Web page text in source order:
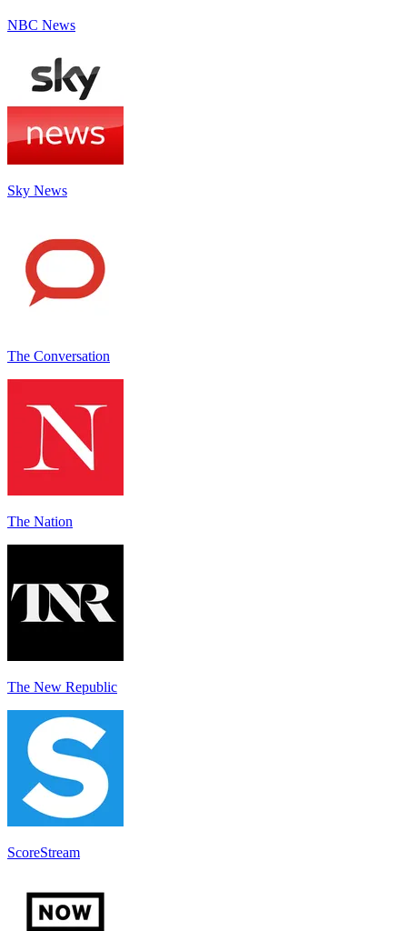
NBC News
Sky News
The Conversation
The Nation
The New Republic
ScoreStream